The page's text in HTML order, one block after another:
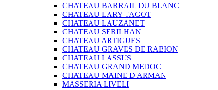
CHATEAU BARRAIL DU BLANC
CHATEAU LARY TAGOT
CHATEAU LAUZANET
CHATEAU SERILHAN
CHATEAU ARTIGUES
CHATEAU GRAVES DE RABION
CHATEAU LASSUS
CHATEAU GRAND MEDOC
CHATEAU MAINE D ARMAN
MASSERIA LIVELI